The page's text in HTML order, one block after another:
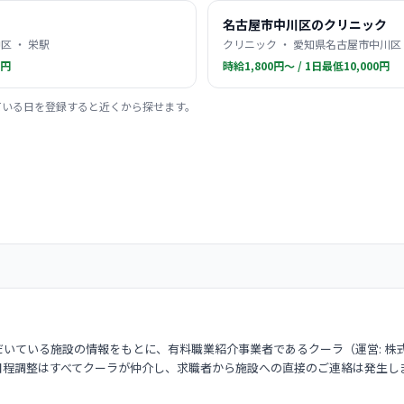
・ 栄駅
名古屋市中川区のクリニック
クリニック ・ 愛知県名古屋市中川
時給1,800円〜 / 1日最低10,000円
る日を登録すると近くから探せます。
ている施設の情報をもとに、有料職業紹介事業者であるクーラ（運営:
調整はすべてクーラが仲介し、求職者から施設への直接のご連絡は発生